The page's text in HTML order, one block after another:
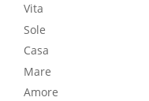
Vita
Sole
Casa
Mare
Amore